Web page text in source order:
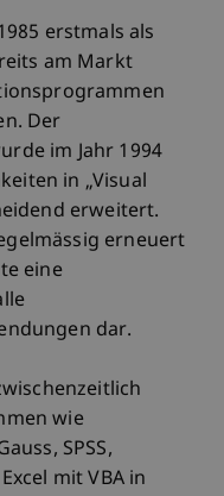
erstmals als
am Markt
Der
im Jahr 1994
in „Visual
erweitert.
erneuert
eine
dar.
wie
SPSS,
mit VBA in